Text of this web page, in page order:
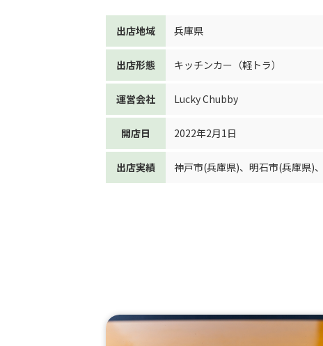
出店地域 兵庫県
出店形態 キッチンカー（軽トラ）
運営会社 Lucky Chubby
開店日 2022年2月1日
出店実績 神戸市(兵庫県)、 明石市(兵庫県)、